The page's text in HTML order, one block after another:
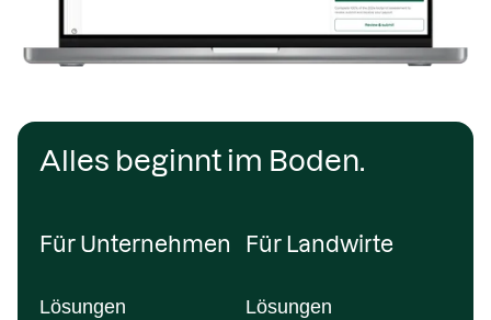
Alles beginnt im Boden.
Für Unternehmen
Lösungen
Für Landwirte
Lösungen